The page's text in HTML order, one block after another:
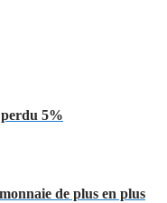
5%
de plus en plus